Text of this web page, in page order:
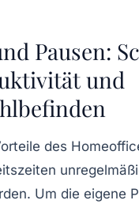
Pausen:
und
des
Um die eigene